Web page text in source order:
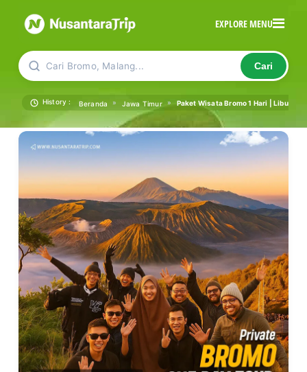
EXPLORE MENU
Cari Bromo, Malang... Cari
History : Beranda » Jawa Timur » Paket Wisata Bromo 1 Hari | Liburan